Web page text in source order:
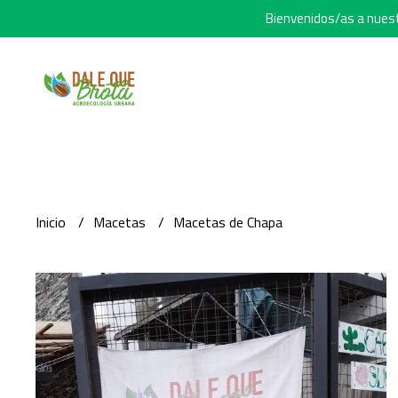
Bienvenidos/as a
Inicio Macetas Macetas de Chapa